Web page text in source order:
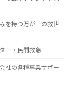
を持つ万が一の救世
ー・民間救急
社の各種事業サポー